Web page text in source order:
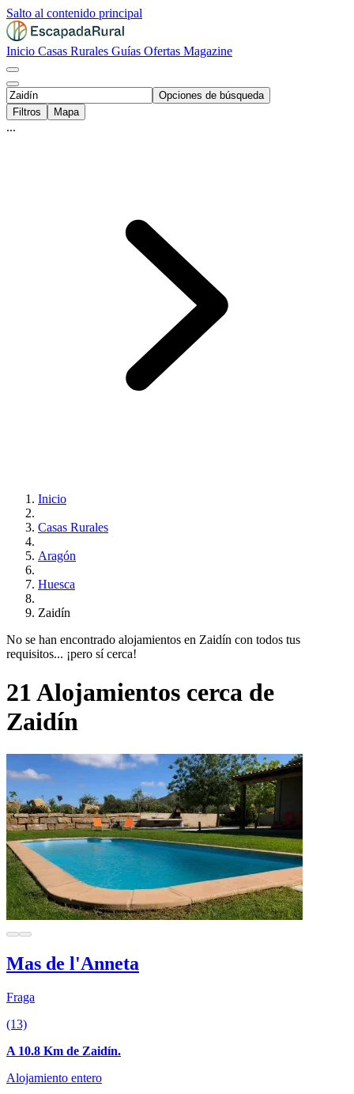
Salto al contenido principal
Inicio Casas Rurales Guías Ofertas Magazine
Opciones de búsqueda
Filtros
Mapa
...
Inicio
Casas Rurales
Aragón
Huesca
Zaidín
No se han encontrado alojamientos en Zaidín con todos tus
requisitos... ¡pero sí cerca!
21 Alojamientos cerca de
Zaidín
Mas de l'Anneta
Fraga
(13)
A 10.8 Km de Zaidín.
Alojamiento entero